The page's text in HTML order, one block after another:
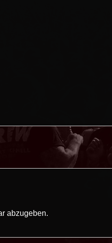
abzugeben.